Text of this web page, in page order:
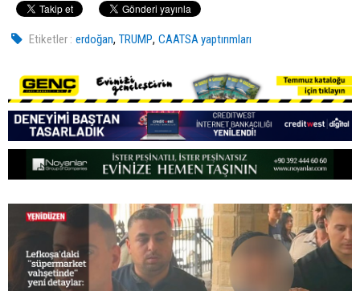
Etiketler : erdoğan,TRUMP,CAATSA yaptırımları